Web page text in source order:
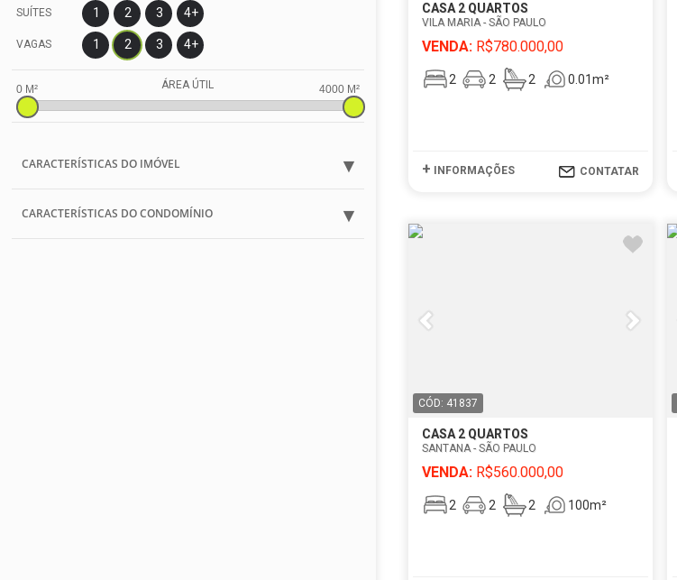
SUÍTES 1 2 3 4+
VAGAS 1 2 3 4+
ÁREA ÚTIL
CARACTERÍSTICAS DO IMÓVEL
CARACTERÍSTICAS DO CONDOMÍNIO
CASA 2 QUARTOS
VILA MARIA - SÃO PAULO
VENDA:R$780.000,00
2 2 2 0.01m²
+ INFORMAÇÕES CONTATAR
CÓD: 41837
CASA 2 QUARTOS
SANTANA - SÃO PAULO
VENDA:R$560.000,00
2 2 2 100m²